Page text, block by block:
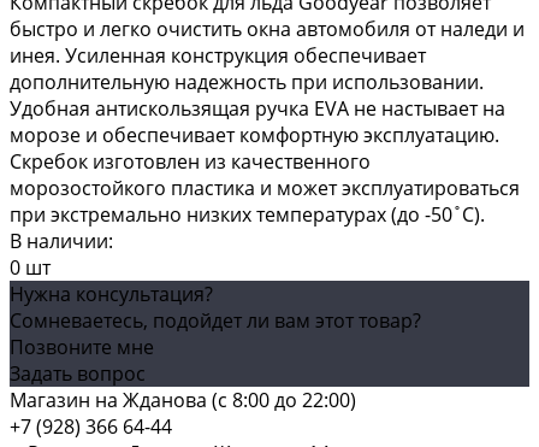
быстро и легко очистить окна автомобиля от наледи и
инея. Усиленная конструкция обеспечивает
дополнительную надежность при использовании.
Удобная антискользящая ручка EVA не настывает на
морозе и обеспечивает комфортную эксплуатацию.
Скребок изготовлен из качественного
морозостойкого пластика и может эксплуатироваться
при экстремально низких температурах (до -50 ̊ С).
В наличии:
0 шт
Нужна консультация?
Сомневаетесь, подойдет ли вам этот товар?
Позвоните мне
Задать вопрос
Магазин на Жданова (c 8:00 до 22:00)
+7 (928) 366 64-44